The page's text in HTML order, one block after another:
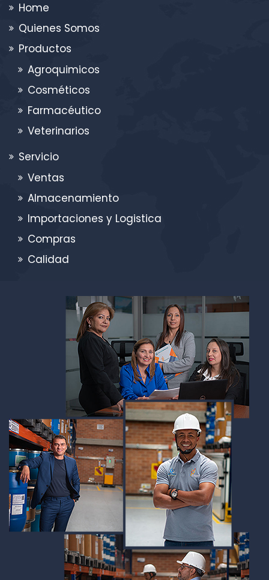
Home
Quienes Somos
Productos
Agroquimicos
Cosméticos
Farmacéutico
Veterinarios
Servicio
Ventas
Almacenamiento
Importaciones y Logistica
Compras
Calidad